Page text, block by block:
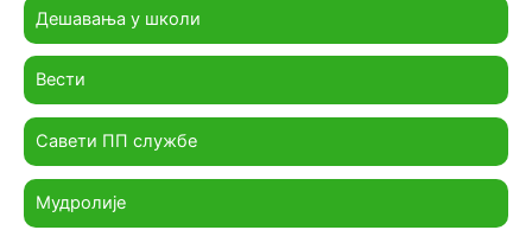
Дешавања у школи
Вести
Савети ПП службе
Мудролије